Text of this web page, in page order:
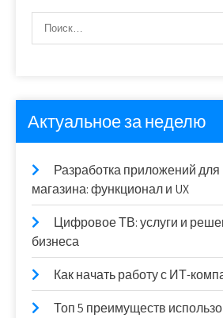
Актуальное за неделю
Разработка приложений для
магазина: функционал и UX
Цифровое ТВ: услуги и
бизнеса
Как начать работу с ИТ-
Топ 5 преимуществ